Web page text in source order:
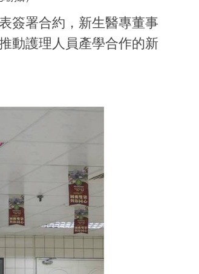
簽署合約，新生醫專董事
動護理人員產學合作的新